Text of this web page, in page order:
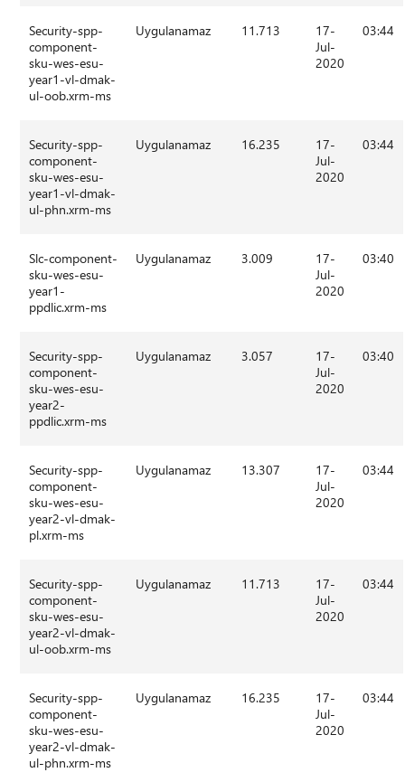
Security-spp-
component-
sku-wes-esu-
year1-vl-dmak-
ul-oob.xrm-ms
Uygulanamaz 11.713
17-
Jul-
2020
03:44
Security-spp-
component-
sku-wes-esu-
year1-vl-dmak-
ul-phn.xrm-ms
Uygulanamaz 16.235
17-
Jul-
2020
03:44
Slc-component-
sku-wes-esu-
year1-
ppdlic.xrm-ms
Uygulanamaz 3.009
17-
Jul-
2020
03:40
Security-spp-
component-
sku-wes-esu-
year2-
ppdlic.xrm-ms
Uygulanamaz 3.057
17-
Jul-
2020
03:40
Security-spp-
component-
sku-wes-esu-
year2-vl-dmak-
pl.xrm-ms
Uygulanamaz 13.307
17-
Jul-
2020
03:44
Security-spp-
component-
sku-wes-esu-
year2-vl-dmak-
ul-oob.xrm-ms
Uygulanamaz 11.713
17-
Jul-
2020
03:44
Security-spp-
component-
sku-wes-esu-
year2-vl-dmak-
ul-phn.xrm-ms
Uygulanamaz 16.235
17-
Jul-
2020
03:44